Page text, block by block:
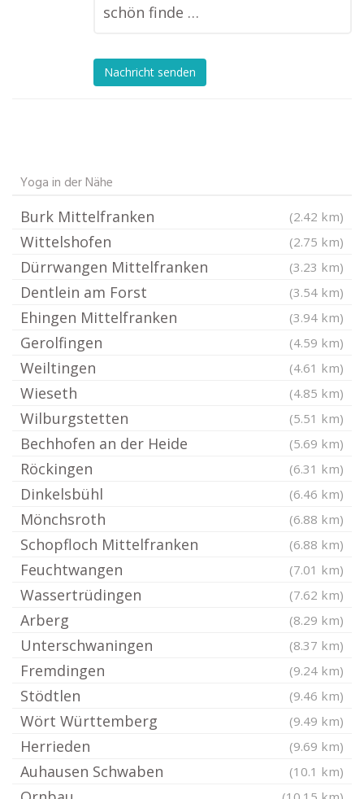
schön finde …
Nachricht senden
Yoga in der Nähe
Burk Mittelfranken (2.42 km)
Wittelshofen (2.75 km)
Dürrwangen Mittelfranken (3.23 km)
Dentlein am Forst (3.54 km)
Ehingen Mittelfranken (3.94 km)
Gerolfingen (4.59 km)
Weiltingen (4.61 km)
Wieseth (4.85 km)
Wilburgstetten (5.51 km)
Bechhofen an der Heide (5.69 km)
Röckingen (6.31 km)
Dinkelsbühl (6.46 km)
Mönchsroth (6.88 km)
Schopfloch Mittelfranken (6.88 km)
Feuchtwangen (7.01 km)
Wassertrüdingen (7.62 km)
Arberg (8.29 km)
Unterschwaningen (8.37 km)
Fremdingen (9.24 km)
Stödtlen (9.46 km)
Wört Württemberg (9.49 km)
Herrieden (9.69 km)
Auhausen Schwaben (10.1 km)